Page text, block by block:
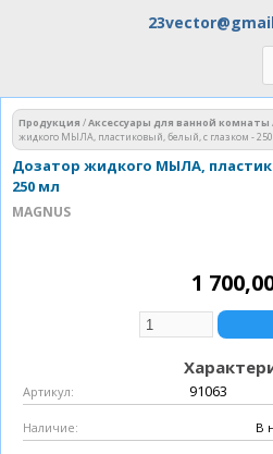
Вы здесь
Продукция /Аксессуары для ванной комнаты
жидкого МЫЛА, пластиковый, белый, с глазком -
Дозатор жидкого МЫЛА,
250 мл
MAGNUS
1
Артикул: 91063
Наличие: В